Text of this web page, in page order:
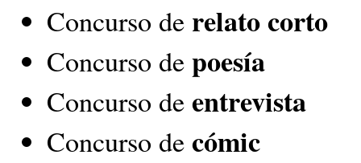
Concurso de relato corto
Concurso depoesía
Concurso deentrevista
Concurso decómic